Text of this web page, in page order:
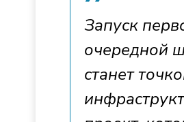
Запуск
очередной
станет